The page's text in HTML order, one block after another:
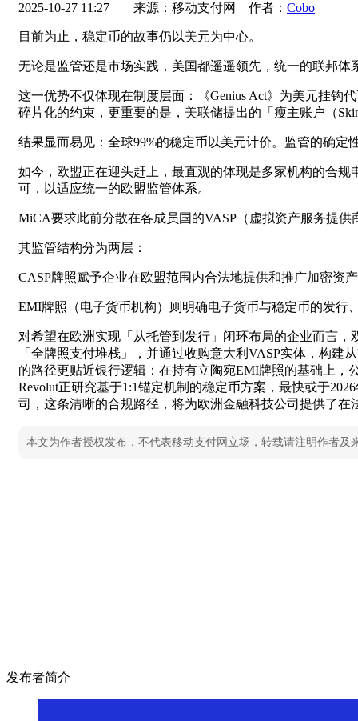
2025-10-27 11:27 来源：移动支付网 作者： Cobo
目前为止，稳定币的故事仍以美元为中心。
无论是监管还是市场实践，美国都遥遥领先，统一的联邦
这一优势不仅体现在制度层面：《Genius Act》为美元挂钩
碎片化的约束，更重要的是，美联储提出的「瘦主账户（
结果显而易见：全球99%的稳定币以美元计价。监管的确
如今，欧盟正在迎头赶上，最直观的体现是多家机构的合
可，以适应统一的欧盟监管体系。
MiCA要求此前分散在各成员国的VASP（虚拟资产服务提
其监管结构分为两层：
CASP牌照赋予企业在欧盟范围内合法地提供和推广加密资
EMI牌照（电子货币机构）则明确电子货币与稳定币的发行
对希望在欧洲实现「从托管到发行」闭环布局的企业而言
「全牌照支付堆栈」，并通过收购意大利VASP实体，构
的路径更贴近银行逻辑：在持有立陶宛EMI牌照的基础上
Revolut正研究基于1:1锚定机制的稳定币方案，最快或于
司，这条清晰的合规路径，将为欧洲金融科技公司提供了在
本文为作者授权发布，不代表移动支付网立场，转载请注明作者
发布者简介